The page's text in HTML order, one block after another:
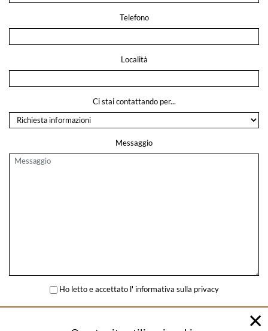
Telefono
Località
Ci stai contattando per...
Messaggio
Ho letto e accettato l' informativa sulla privacy